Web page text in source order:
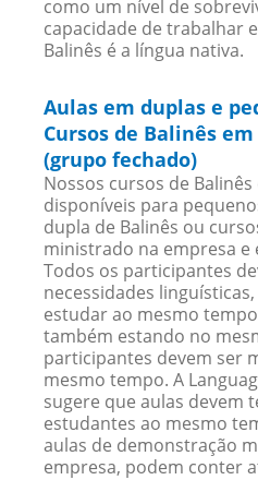
como um nível de
capacidade de trabalhar
Balinês é a língua nativa.
Aulas em duplas e
Cursos de Balinês
(grupo fechado)
Nossos cursos de
disponíveis para
dupla de Balinês ou
ministrado na empresa e
Todos os participantes
necessidades
estudar ao mesmo
também estando no
participantes devem ser
mesmo tempo. A
sugere que aulas devem
estudantes ao mesmo
aulas de demonstração
empresa, podem conter